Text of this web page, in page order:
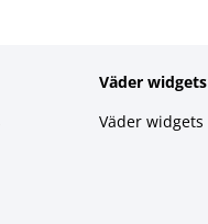
Väder widgets
Väder widgets